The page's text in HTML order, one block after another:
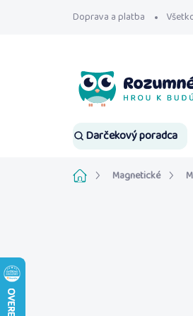
Doprava a platba
Darčekový poradca
DomovMagnetické